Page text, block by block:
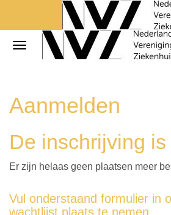
Aanmelden
De inschrijving
Er zijn helaas geen plaatsen meer
Vul onderstaand formulier in
wachtlijst plaats te nemen.